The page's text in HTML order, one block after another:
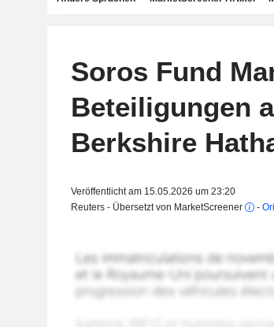
Soros Fund
Beteiligungen
Berkshire
Veröffentlicht am 15.05.2026 um 23:20
Reuters - Übersetzt von MarketScreener
-